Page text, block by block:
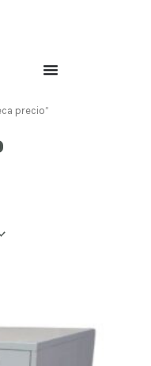
precio”